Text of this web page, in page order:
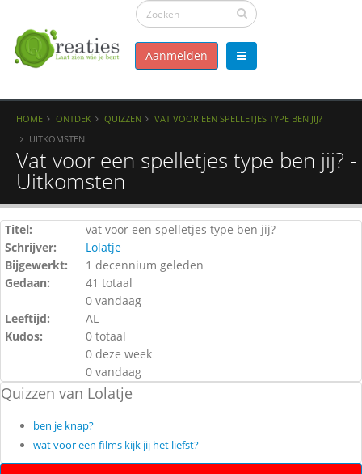
Aanmelden
HOME ONTDEK QUIZZEN
VAT VOOR EEN SPELLETJES TYPE BEN JIJ?
UITKOMSTEN
Vat voor een spelletjes type ben jij? -
Uitkomsten
Titel:
vat voor een spelletjes type ben jij?
Schrijver:
Lolatje
Bijgewerkt:
1 decennium geleden
Gedaan:
41 totaal
0 vandaag
Leeftijd:
AL
Kudos:
0 totaal
0 deze week
0 vandaag
Quizzen van Lolatje
ben je knap?
wat voor een films kijk jij het liefst?